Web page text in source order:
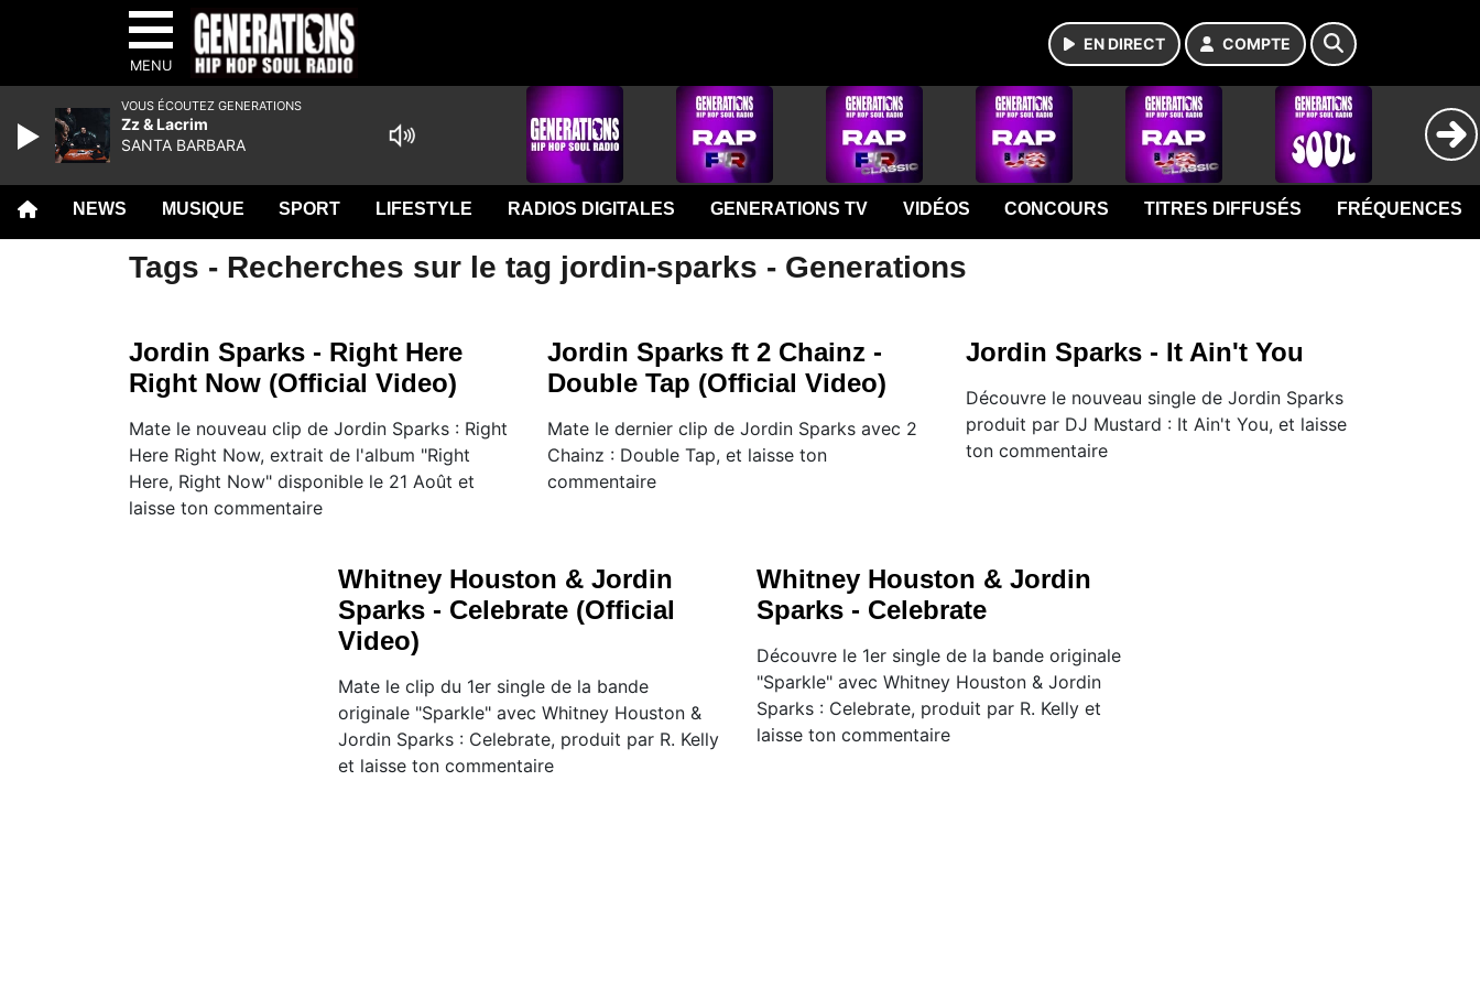
MENU
EN DIRECT COMPTE
NEWS MUSIQUE SPORT LIFESTYLE RADIOS DIGITALES GENERATIONS TV VIDÉOS CONCOURS TITRES DIFFUSÉS FRÉQUENCES
Tags - Recherches sur le tag jordin-sparks - Generations
Jordin Sparks - Right Here
Right Now (Official Video)
Mate le nouveau clip de Jordin Sparks : Right
Here Right Now, extrait de l'album "Right
Here, Right Now" disponible le 21 Août et
laisse ton commentaire
Jordin Sparks ft 2 Chainz -
Double Tap (Official Video)
Mate le dernier clip de Jordin Sparks avec 2
Chainz : Double Tap, et laisse ton
commentaire
Jordin Sparks - It Ain't You
Découvre le nouveau single de Jordin Sparks
produit par DJ Mustard : It Ain't You, et laisse
ton commentaire
Whitney Houston & Jordin
Sparks - Celebrate (Official
Video)
Mate le clip du 1er single de la bande
originale "Sparkle" avec Whitney Houston &
Jordin Sparks : Celebrate, produit par R. Kelly
et laisse ton commentaire
Whitney Houston & Jordin
Sparks - Celebrate
Découvre le 1er single de la bande originale
"Sparkle" avec Whitney Houston & Jordin
Sparks : Celebrate, produit par R. Kelly et
laisse ton commentaire
VOUS ÉCOUTEZ GENERATIONS
Zz & Lacrim
SANTA BARBARA